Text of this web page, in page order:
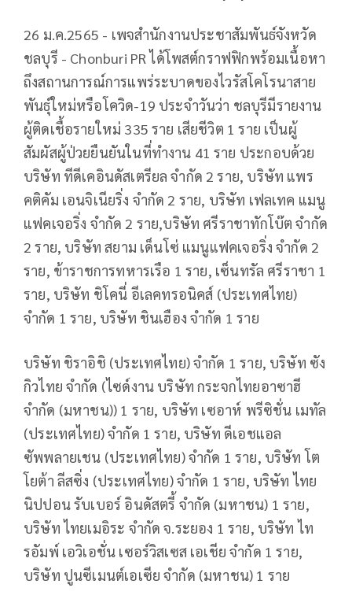
26 ม.ค.2565 - เพจสำนักงานประชาสัมพันธ์จังหวัด
ชลบุรี - Chonburi PR ได้โพสต์กราฟฟิกพร้อมเนื้อหา
ถึงสถานการณ์การแพร่ระบาดของไวรัสโคโรนาสาย
พันธุ์ใหม่หรือโควิด-19 ประจำวันว่า ชลบุรีมีรายงาน
ผู้ติดเชื้อรายใหม่ 335 ราย เสียชีวิต 1 ราย เป็นผู้
สัมผัสผู้ป่วยยืนยันในที่ทำงาน 41 ราย ประกอบด้วย
บริษัท ทีดีเคอินดัสเตรียล จำกัด 2 ราย, บริษัท แพร
คติคัม เอนจิเนียริ่ง จำกัด 2 ราย, บริษัท เฟลเทค แมนู
แฟคเจอริ่ง จำกัด 2 ราย,บริษัท ศรีราชาทักโบ๊ต จำกัด
2 ราย, บริษัท สยาม เด็นโซ่ แมนูแฟคเจอริ่ง จำกัด 2
ราย, ข้าราชการทหารเรือ 1 ราย, เซ็นทรัล ศรีราชา 1
ราย, บริษัท ชิโคนี่ อีเลคทรอนิคส์ (ประเทศไทย)
จำกัด 1 ราย, บริษัท ชินเฮือง จำกัด 1 ราย
บริษัท ชิราอิชิ (ประเทศไทย) จำกัด 1 ราย, บริษัท ซัง
กิวไทย จำกัด (ไซด์งาน บริษัท กระจกไทยอาซาฮี
จำกัด (มหาชน)) 1 ราย, บริษัท เซอาห์ พรีซิชั่น เมทัล
(ประเทศไทย) จำกัด 1 ราย, บริษัท ดีเอชแอล
ซัพพลายเชน (ประเทศไทย) จำกัด 1 ราย, บริษัท โต
โยต้า ลีสซิ่ง (ประเทศไทย) จำกัด 1 ราย, บริษัท ไทย
นิปปอน รับเบอร์ อินดัสตรี้ จำกัด (มหาชน) 1 ราย,
บริษัท ไทยเมอิระ จำกัด จ.ระยอง 1 ราย, บริษัท ไท
รอัมพ์ เอวิเอชั่น เซอร์วิสเซส เอเชีย จำกัด 1 ราย,
บริษัท ปูนซีเมนต์เอเซีย จำกัด (มหาชน) 1 ราย